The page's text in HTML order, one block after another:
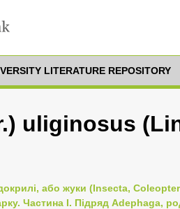
LITERATURE REPOSITORY
uliginosus
або жуки (Insecta,
Частина I. Підряд Adephaga,